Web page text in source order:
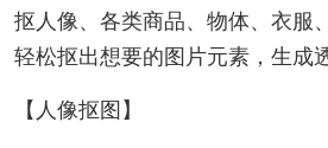
抠人像、各类商品、物体、衣服
轻松抠出想要的图片元素，生成
【人像抠图】